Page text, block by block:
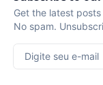
Get the latest
No spam.
Digite seu e-mail